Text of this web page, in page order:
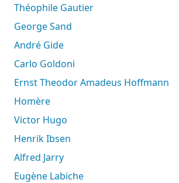
Théophile Gautier
George Sand
André Gide
Carlo Goldoni
Ernst Theodor Amadeus Hoffmann
Homère
Victor Hugo
Henrik Ibsen
Alfred Jarry
Eugène Labiche